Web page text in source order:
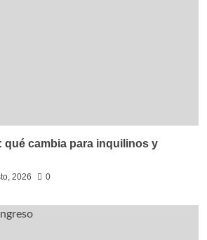
qué cambia para inquilinos y
2026 0